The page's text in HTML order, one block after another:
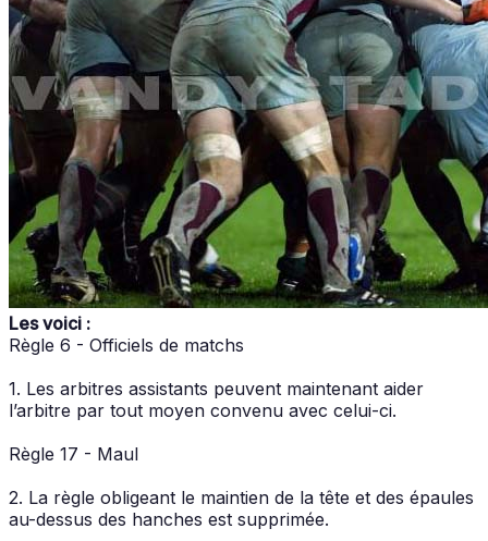
Les voici :
Règle 6 - Officiels de matchs
1. Les arbitres assistants peuvent maintenant aider
l’arbitre par tout moyen convenu avec celui-ci.
Règle 17 - Maul
2. La règle obligeant le maintien de la tête et des épaules
au-dessus des hanches est supprimée.